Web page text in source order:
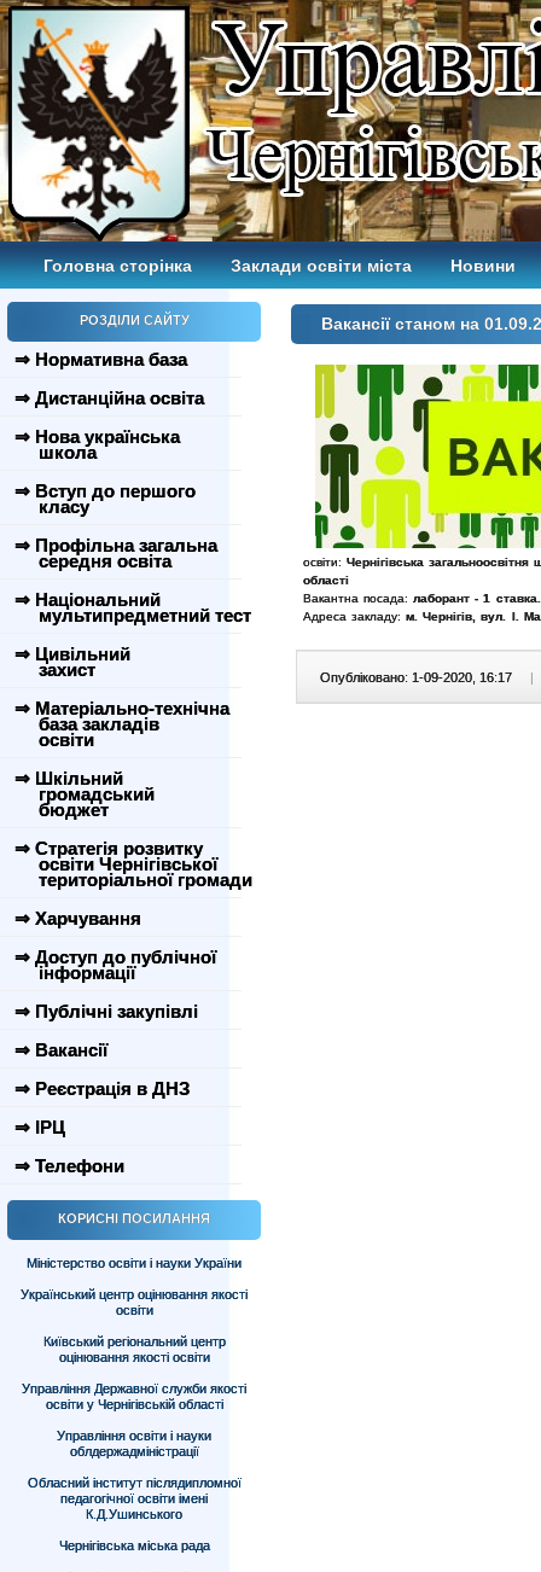
Головна сторінка Заклади освіти міста Новини
РОЗДІЛИ САЙТУ
⇒ Нормативна база
⇒ Дистанційна освіта
⇒ Нова українська
школа
⇒ Вступ до першого
класу
⇒ Профільна загальна
середня освіта
⇒ Національний
мультипредметний тест
⇒ Цивільний
захист
⇒ Матеріально-технічна
база закладів
освіти
⇒ Шкільний
громадський
бюджет
⇒ Стратегія розвитку
освіти Чернігівської
територіальної громади
⇒ Харчування
⇒ Доступ до публічної
інформації
⇒ Публічні закупівлі
⇒ Вакансії
⇒ Реєстрація в ДНЗ
⇒ ІРЦ
⇒ Телефони
КОРИСНІ ПОСИЛАННЯ
Міністерство освіти і науки України
Український центр оцінювання якості
освіти
Київський регіональний центр
оцінювання якості освіти
Управління Державної служби якості
освіти у Чернігівській області
Управління освіти і науки
облдержадміністрації
Обласний інститут післядипломної
педагогічної освіти імені
К.Д.Ушинського
Чернігівська міська рада
Вакансії станом на
освіти: Чернігівська загальноосвітня
області
Вакантна посада:лаборант - 1
Адреса закладу:м. Чернігів, вул. І.
Опубліковано: 1-09-2020, 16:17 |